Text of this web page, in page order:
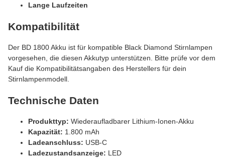
Lange Laufzeiten
Kompatibilität
Der BD 1800 Akku ist für kompatible Black Diamond Stirnlampen
vorgesehen, die diesen Akkutyp unterstützen. Bitte prüfe vor dem
Kauf die Kompatibilitätsangaben des Herstellers für dein
Stirnlampenmodell.
Technische Daten
Produkttyp: Wiederaufladbarer Lithium-Ionen-Akku
Kapazität: 1.800 mAh
Ladeanschluss: USB-C
Ladezustandsanzeige: LED